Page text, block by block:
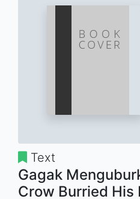
Text
Gagak
Crow Burried His